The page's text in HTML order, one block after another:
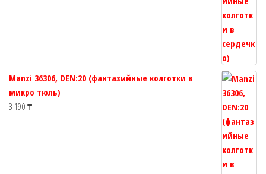
Manzi 36306, DEN:20 (фантазийные колготки в
микро тюль)
3 190 ₸